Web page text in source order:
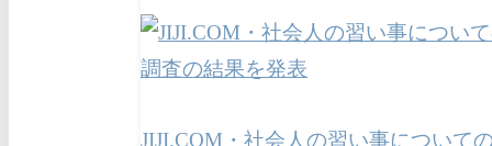
JIJI.COM・社会人の習い事について